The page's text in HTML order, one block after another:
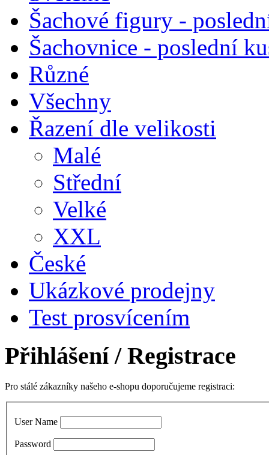
Šachové figury -
Šachovnice - poslední
Různé
Všechny
Řazení dle velikosti
Malé
Střední
Velké
XXL
České
Ukázkové prodejny
Test prosvícením
Přihlášení/ Registrace
Pro stálé zákazníky našeho e-shopu doporučujeme registraci:
User Name
Password